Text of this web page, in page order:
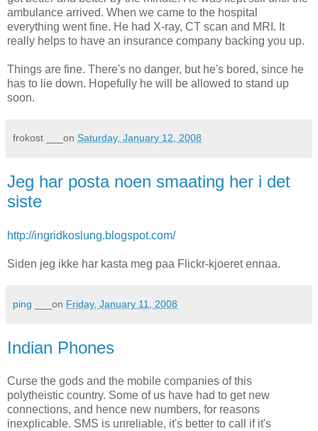
ambulance arrived. When we came to the hospital
everything went fine. He had X-ray, CT scan and MRI. It
really helps to have an insurance company backing you up.
Things are fine. There's no danger, but he's bored, since he
has to lie down. Hopefully he will be allowed to stand up
soon.
frokost ___on Saturday, January 12, 2008
Jeg har posta noen smaating her i det
siste
http://ingridkoslung.blogspot.com/
Siden jeg ikke har kasta meg paa Flickr-kjoeret ennaa.
ping ___on Friday, January 11, 2008
Indian Phones
Curse the gods and the mobile companies of this
polytheistic country. Some of us have had to get new
connections, and hence new numbers, for reasons
inexplicable. SMS is unreliable, it's better to call if it's